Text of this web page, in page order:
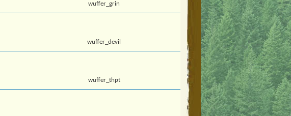
wuffer_grin
wuffer_devil
wuffer_thpt